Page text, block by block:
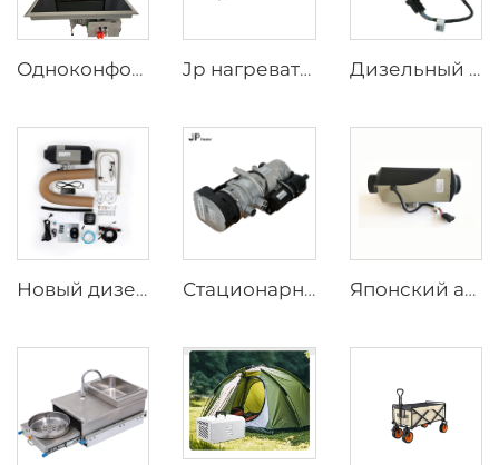
Одноконфорочная дизельная плита JP для автодомов и морских судов модели FJH-1.8-/1C DZ N JP Jp нагреватель 4,5 кВт портативная дизельная плитка печь 12 В дизельная плитка Дизельный обогреватель Webasto, 2,2 кВт / 2,6 кВт, 12 В, 24 В, воздушный обогреватель для кабины грузовика и парковки, аналогичный Eberspächer
Новый дизельный воздушный стационарный отопитель JP мощностью 5 кВт, 12 В / 24 В для автомобилей, аналог Webasto, для кемперов, автодомов, автоприцепов-домов и легковых автомобилей Стационарный дизельный отопитель JP мощностью 9 кВт, 12 В, для грузовиков, экскаваторов, автобусов и внедорожных транспортных средств, работающий на дизельном топливе или бензине Японский автомобильный обогреватель, 4 кВт, 12 В, бензиновый парковочный обогреватель, дизельный обогреватель для лодок, аналогичный Webasto